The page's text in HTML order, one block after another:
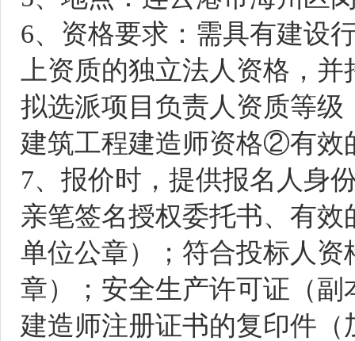
6、资格要求：需具有建设
上资质的独立法人资格，
拟选派项目负责人资质等
建筑工程建造师资格②有效
7、报价时，提供报名人身
亲笔签名授权委托书、有
单位公章）； 符合投标人资
章）；安全生产许可证（
建造师注册证书的复印件